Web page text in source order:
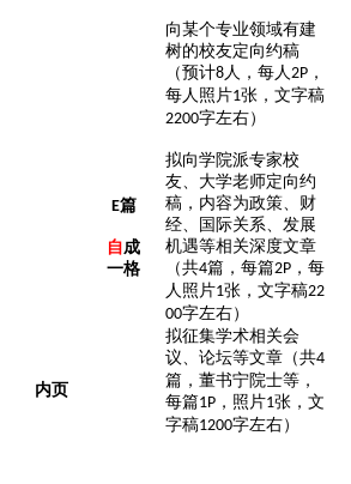
内页
E篇
自成
一格
向某个专业领域有建
树的校友定向约稿
（预计8人， 每人2P ，
每人照片1张，文字稿
2200字左右）
拟向学院派专家校
友、大学老师定向约
稿，内容为政策、财
经、国际关系、发展
机遇等相关深度文章
（共4篇，每篇2P ， 每
人照片1张，文字稿22
00字左右）
拟征集学术相关会
议、论坛等文章 （共4
篇，董书宁院士等，
每篇1P ， 照片1张，文
字稿1200字左右）